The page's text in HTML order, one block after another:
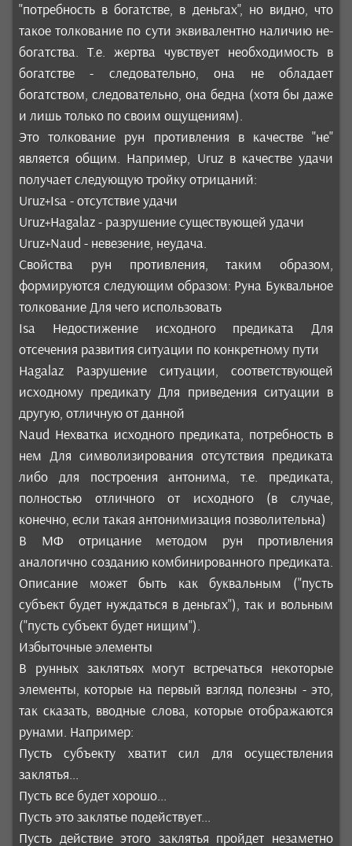
"потребность в богатстве, в деньгах", но видно, что
такое толкование по сути эквивалентно наличию не-
богатства. Т.е. жертва чувствует необходимость в
богатстве - следовательно, она не обладает
богатством, следовательно, она бедна (хотя бы даже
и лишь только по своим ощущениям).
Это толкование рун противления в качестве "не"
является общим. Например, Uruz в качестве удачи
получает следующую тройку отрицаний:
Uruz+Isa - отсутствие удачи
Uruz+Hagalaz - разрушение существующей удачи
Uruz+Naud - невезение, неудача.
Свойства рун противления, таким образом,
формируются следующим образом: Руна Буквальное
толкование Для чего использовать
Isa Недостижение исходного предиката Для
отсечения развития ситуации по конкретному пути
Hagalaz Разрушение ситуации, соответствующей
исходному предикату Для приведения ситуации в
другую, отличную от данной
Naud Нехватка исходного предиката, потребность в
нем Для символизирования отсутствия предиката
либо для построения антонима, т.е. предиката,
полностью отличного от исходного (в случае,
конечно, если такая антонимизация позволительна)
В МФ отрицание методом рун противления
аналогично созданию комбинированного предиката.
Описание может быть как буквальным ("пусть
субъект будет нуждаться в деньгах"), так и вольным
("пусть субъект будет нищим").
Избыточные элементы
В рунных заклятьях могут встречаться некоторые
элементы, которые на первый взгляд полезны - это,
так сказать, вводные слова, которые отображаются
рунами. Например:
Пусть субъекту хватит сил для осуществления
заклятья...
Пусть все будет хорошо...
Пусть это заклятье подействует...
Пусть действие этого заклятья пройдет незаметно